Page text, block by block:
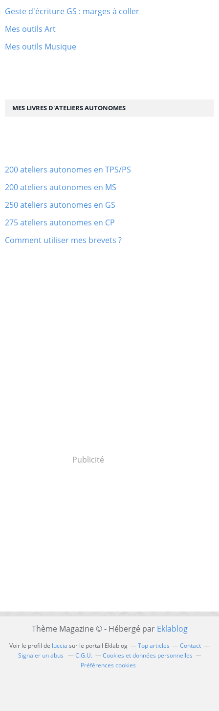
Geste d'écriture GS : marges à coller
Mes outils Art
Mes outils Musique
MES LIVRES D'ATELIERS AUTONOMES
200 ateliers autonomes en TPS/PS
200 ateliers autonomes en MS
250 ateliers autonomes en GS
275 ateliers autonomes en CP
Comment utiliser mes brevets ?
Publicité
Thème Magazine © - Hébergé par Eklablog
Voir le profil de luccia sur le portail Eklablog Top articles
Contact
Signaler un abus
C.G.U.
Cookies et données personnelles
Préférences cookies